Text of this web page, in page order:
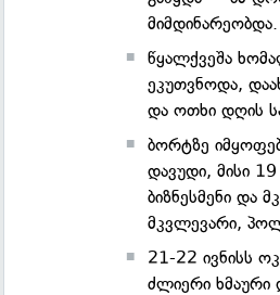
მიმდინარეობდა.
წყალქვეშა
ეკუთვნოდა,
და ოთხი დღის
ბორტზე
დავუდი, მისი
ბიზნესმენი და
მკვლევარი,
21-22 ივნისს
ძლიერი ხმაური